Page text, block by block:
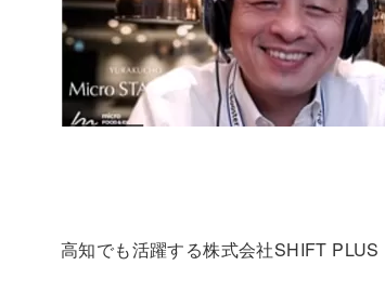
高知でも活躍する株式会社SHIFT